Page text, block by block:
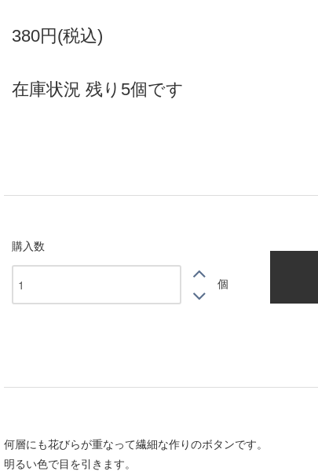
380円(税込)
在庫状況 残り5個です
購入数
個
何層にも花びらが重なって繊細な作りのボタンです。
明るい色で目を引きます。